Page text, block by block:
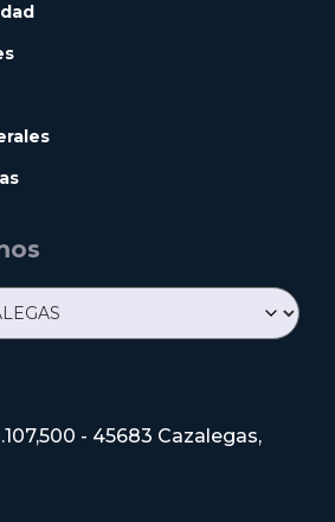
- 45683 Cazalegas,